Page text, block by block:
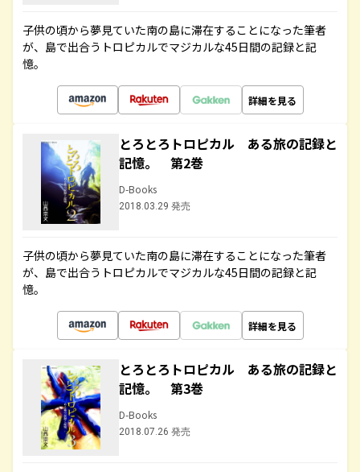
子供の頃から夢見ていた南の島に滞在することになった筆者
が、島で出合うトロピカルでマジカルな45日間の記録と記
憶。
詳細を見る
とろとろトロピカル ある旅の記録と
記憶。 第2巻
D-Books
2018.03.29 発売
子供の頃から夢見ていた南の島に滞在することになった筆者
が、島で出合うトロピカルでマジカルな45日間の記録と記
憶。
詳細を見る
とろとろトロピカル ある旅の記録と
記憶。 第3巻
D-Books
2018.07.26 発売